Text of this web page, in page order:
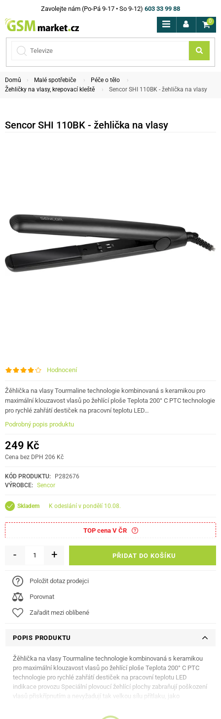
Zavolejte nám (Po-Pá 9-17 • So 9-12) 603 33 99 88
0
Domů Malé spotřebiče
Péče o tělo
Žehličky na vlasy, krepovací kleště
Sencor SHI 110BK - žehlička na vlasy
Sencor SHI 110BK - žehlička na vlasy
Hodnocení
Žěhlička na vlasy Tourmaline technologie kombinovaná s keramikou pro
maximální klouzavost vlasů po žehlící ploše Teplota 200° C PTC technologie
pro rychlé zahřátí destiček na pracovní teplotu LED…
Podrobný popis produktu
249 Kč
Cena bez DPH 206 Kč
KÓD PRODUKTU:
P282676
VÝROBCE: Sencor
Skladem k odeslání v pondělí 10.08.
TOP cena V ČR
- + PŘIDAT DO KOŠÍKU
Položit dotaz prodejci
Porovnat
Zařadit mezi oblíbené
POPIS PRODUKTU
Žěhlička na vlasy Tourmaline technologie kombinovaná s keramikou
pro maximální klouzavost vlasů po žehlící ploše Teplota 200° C PTC
technologie pro rychlé zahřátí destiček na pracovní teplotu LED
indikace provozu Speciální plovoucí žehlící plochy zabraňují poškození
vlasů přiskřípnutím a nevyžadují tak velkou sílu přítlaku, jako
360° zamezující kroucení a zamotávání Příkon: 40 W Velikost žehlících